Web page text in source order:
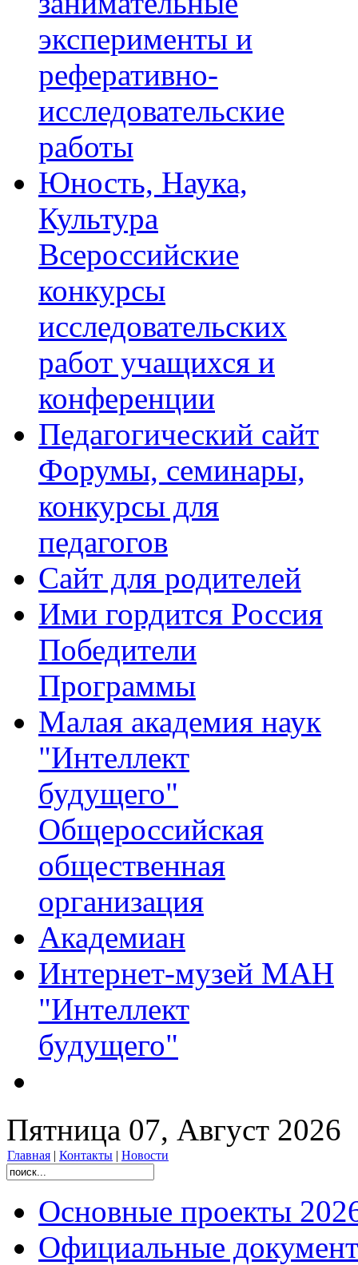
эксперименты и
реферативно-
исследовательские
работы
Юность, Наука,
Культура
Всероссийские
конкурсы
исследовательских
работ учащихся и
конференции
Педагогический сайт
Форумы, семинары,
конкурсы для
педагогов
Сайт для родителей
Ими гордится Россия
Победители
Программы
Малая академия наук
"Интеллект
будущего"
Общероссийская
общественная
организация
Академиан
Интернет-музей МАН
"Интеллект
будущего"
Пятница 07, Август 2026
Главная | Контакты | Новости
Основные проекты
Официальные